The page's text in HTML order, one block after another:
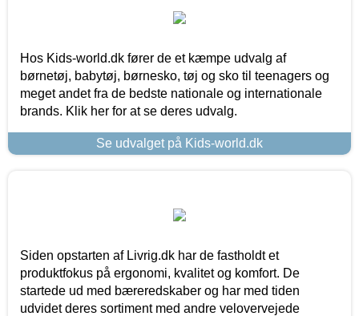
Hos Kids-world.dk fører de et kæmpe udvalg af
børnetøj, babytøj, børnesko, tøj og sko til teenagers og
meget andet fra de bedste nationale og internationale
brands. Klik her for at se deres udvalg.
Se udvalget på Kids-world.dk
Siden opstarten af Livrig.dk har de fastholdt et
produktfokus på ergonomi, kvalitet og komfort. De
startede ud med bæreredskaber og har med tiden
udvidet deres sortiment med andre velovervejede